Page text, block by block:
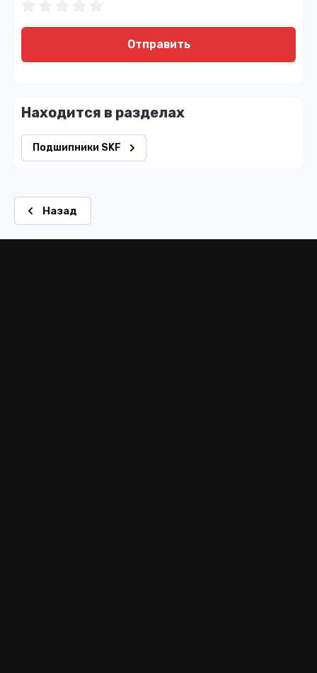
Отправить
Находится в разделах
Подшипники SKF
Назад